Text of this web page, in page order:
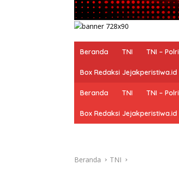
Beranda TNI TNI – Polri
Box Redaksi Jejakperistiwa.id
Beranda TNI TNI – Polri
Box Redaksi Jejakperistiwa.id
Beranda TNI